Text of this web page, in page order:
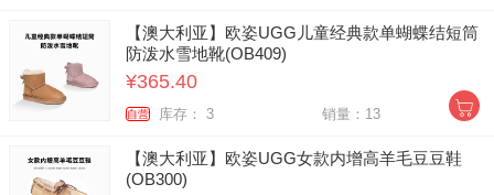
【澳大利亚】欧姿UGG儿童经典款单蝴蝶结短筒
防泼水雪地靴(OB409)
¥365.40
自营 库存： 3 销量：13
【澳大利亚】欧姿UGG女款内增高羊毛豆豆鞋
(OB300)